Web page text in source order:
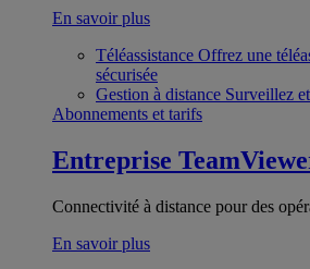
En savoir plus
Téléassistance Offrez une
sécurisée
Gestion à distance Surveillez
Abonnements et tarifs
Entreprise
Connectivité à distance pour des
En savoir plus